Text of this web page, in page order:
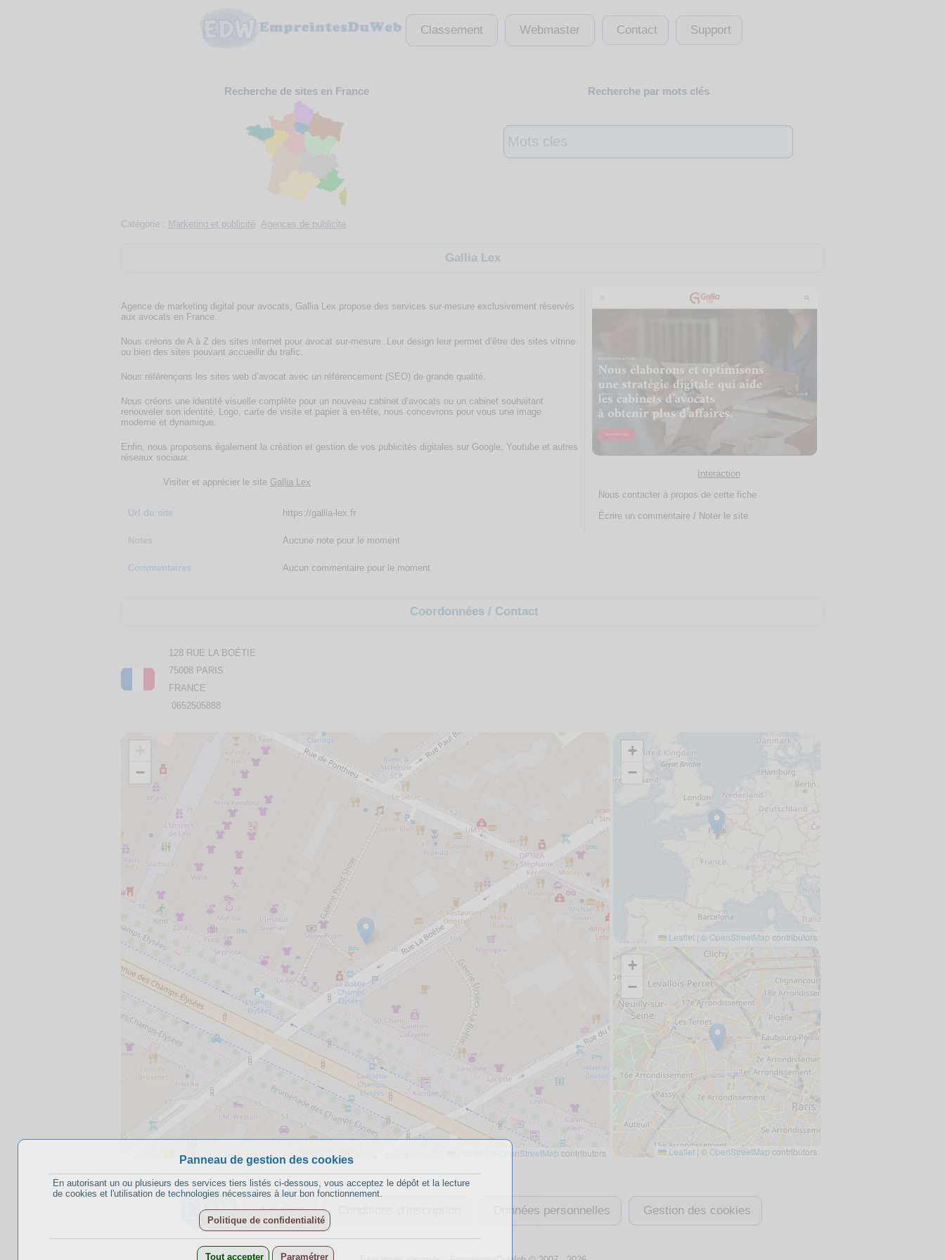
Classement Webmaster Contact Support
Recherche de sites en France Recherche par mots clés
Catégorie : Marketing et publicité Agences de publicité
Gallia Lex
Interaction
Nous contacter à propos de cette fiche
Écrire un commentaire / Noter le site
Agence de marketing digital pour avocats, Gallia Lex propose des services sur-mesure exclusivement réservés
aux avocats en France.
Nous créons de A à Z des sites internet pour avocat sur-mesure. Leur design leur permet d’être des sites vitrine
ou bien des sites pouvant accueillir du trafic.
Nous référençons les sites web d’avocat avec un référencement (SEO) de grande qualité.
Nous créons une identité visuelle complète pour un nouveau cabinet d’avocats ou un cabinet souhaitant
renouveler son identité. Logo, carte de visite et papier à en-tête, nous concevrons pour vous une image
moderne et dynamique.
Enfin, nous proposons également la création et gestion de vos publicités digitales sur Google, Youtube et autres
réseaux sociaux.
Visiter et apprécier le site Gallia Lex
Url du site https://gallia-lex.fr
Notes Aucune note pour le moment
Commentaires Aucun commentaire pour le moment
Coordonnées / Contact
128 RUE LA BOÉTIE
75008 PARIS
FRANCE
0652505888
−
OpenStreetMap contributors
+
−
Leaflet | © OpenStreetMap contributors
+
−
Leaflet | © OpenStreetMap contributors
A propos Données personnelles Gestion des cookies
Panneau de gestion des cookies
En autorisant un ou plusieurs des services tiers listés ci-dessous, vous acceptez le dépôt et la lecture
de cookies et l'utilisation de technologies nécessaires à leur bon fonctionnement.
Politique de confidentialité
Tout accepter Paramétrer